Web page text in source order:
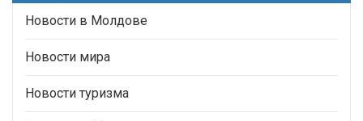
Новости в Молдове
Новости мира
Новости туризма